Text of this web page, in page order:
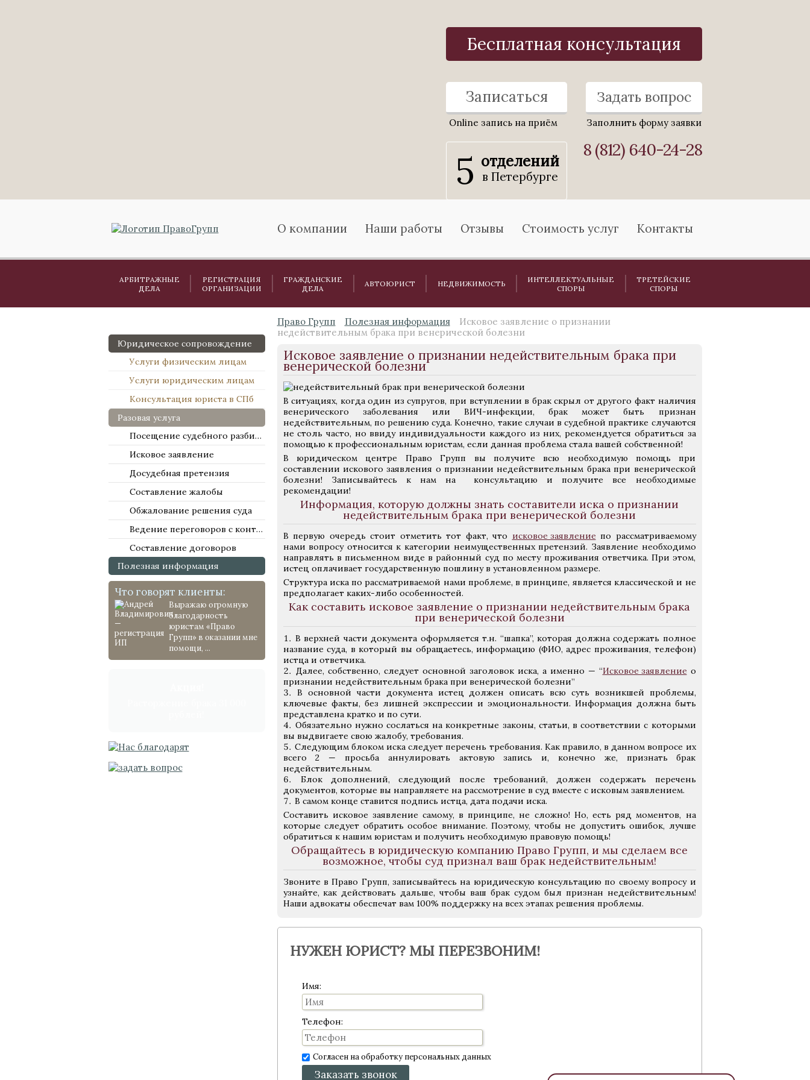
Бесплатная консультация
Записаться
Online запись на приём
Задать вопрос
Заполнить форму заявки
5 отделений
в Петербурге
8 (812) 640-24-28
О компании Наши работы Отзывы Стоимость услуг Контакты
АРБИТРАЖНЫЕ
ДЕЛА
РЕГИСТРАЦИЯ
ОРГАНИЗАЦИИ
ГРАЖДАНСКИЕ
ДЕЛА
АВТОЮРИСТ НЕДВИЖИМОСТЬ
ИНТЕЛЛЕКТУАЛЬНЫЕ
СПОРЫ
ТРЕТЕЙСКИЕ
СПОРЫ
Юридическое сопровождение
Услуги физическим лицам
Услуги юридическим лицам
Консультация юриста в СПб
Разовая услуга
Посещение судебного разбирательства
Исковое заявление
Досудебная претензия
Составление жалобы
Обжалование решения суда
Ведение переговоров с контрагентами
Составление договоров
Полезная информация
Что говорят клиенты:
Выражаю огромную
благодарность
юристам «Право
Групп» в оказании мне
помощи, ...
Право Групп Полезная информация
Исковое заявление о признании
недействительным брака при венерической болезни
Исковое заявление о признании недействительным брака при
венерической болезни
В ситуациях, когда один из супругов, при вступлении в брак скрыл от другого факт наличия
венерического заболевания или ВИЧ-инфекции, брак может быть признан
недействительным, по решению суда. Конечно, такие случаи в судебной практике случаются
не столь часто, но ввиду индивидуальности каждого из них, рекомендуется обратиться за
помощью к профессиональным юристам, если данная проблема стала вашей собственной!
В юридическом центре Право Групп вы получите всю необходимую помощь при
составлении искового заявления о признании недействительным брака при венерической
болезни! Записывайтесь к нам на консультацию и получите все необходимые
рекомендации!
Информация, которую должны знать составители иска о признании
недействительным брака при венерической болезни
В первую очередь стоит отметить тот факт, что исковое заявление по рассматриваемому
нами вопросу относится к категории неимущественных претензий. Заявление необходимо
направлять в письменном виде в районный суд по месту проживания ответчика. При этом,
истец оплачивает государственную пошлину в установленном размере.
Структура иска по рассматриваемой нами проблеме, в принципе, является классической и не
предполагает каких-либо особенностей.
Как составить исковое заявление о признании недействительным брака
при венерической болезни
В верхней части документа оформляется т.н. “шапка”, которая должна содержать полное
название суда, в который вы обращаетесь, информацию (ФИО, адрес проживания, телефон)
истца и ответчика.
Далее, собственно, следует основной заголовок иска, а именно — “Исковое заявление о
признании недействительным брака при венерической болезни”
В основной части документа истец должен описать всю суть возникшей проблемы,
ключевые факты, без лишней экспрессии и эмоциональности. Информация должна быть
представлена кратко и по сути.
Обязательно нужно сослаться на конкретные законы, статьи, в соответствии с которыми
вы выдвигаете свою жалобу, требования.
Следующим блоком иска следует перечень требования. Как правило, в данном вопросе их
всего 2 — просьба аннулировать актовую запись и, конечно же, признать брак
недействительным.
Блок дополнений, следующий после требований, должен содержать перечень
документов, которые вы направляете на рассмотрение в суд вместе с исковым заявлением.
В самом конце ставится подпись истца, дата подачи иска.
Составить исковое заявление самому, в принципе, не сложно! Но, есть ряд моментов, на
которые следует обратить особое внимание. Поэтому, чтобы не допустить ошибок, лучше
обратиться к нашим юристам и получить необходимую правовую помощь!
Обращайтесь в юридическую компанию Право Групп, и мы сделаем все
возможное, чтобы суд признал ваш брак недействительным!
Звоните в Право Групп, записывайтесь на юридическую консультацию по своему вопросу и
узнайте, как действовать дальше, чтобы ваш брак судом был признан недействительным!
Наши адвокаты обеспечат вам 100% поддержку на всех этапах решения проблемы.
НУЖЕН ЮРИСТ? МЫ ПЕРЕЗВОНИМ!
Имя:
Телефон:
Согласен на обработку персональных данных
Заказать звонок